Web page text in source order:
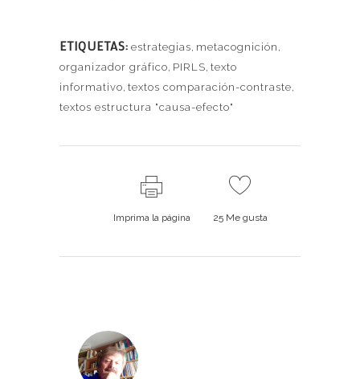
ETIQUETAS: estrategias, metacognición ,
organizador gráfico, PIRLS, texto
informativo, textos comparación-contraste,
textos estructura "causa-efecto"
Imprima la página 25Me gusta